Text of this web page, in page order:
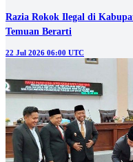
Razia Rokok Ilegal di
Temuan Berarti
22 Jul 2026 06:00 UTC